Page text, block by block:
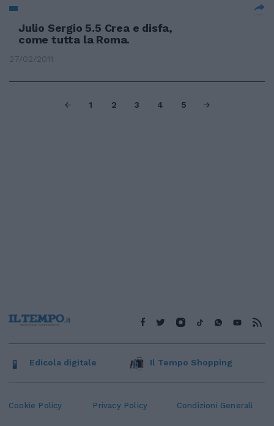
Julio Sergio 5.5 Crea e disfa,
come tutta la Roma.
27/02/2011
1 2 3 4 5
Cookie Policy Privacy Policy Condizioni Generali
Edicola digitale Il Tempo Shopping